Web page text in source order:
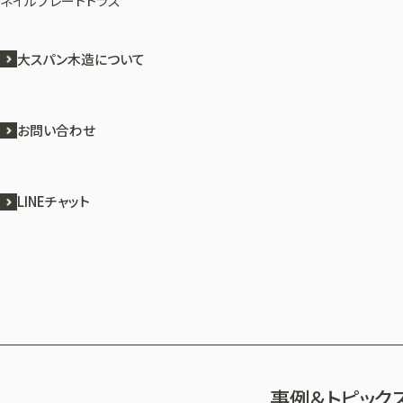
大スパン木造について
お問い合わせ
LINEチャット